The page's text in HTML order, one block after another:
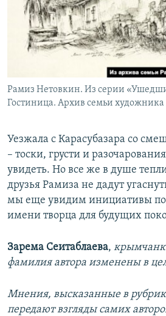
Рамиз Нетовкин. Из серии
Гостиница. Архив семьи художника
Уезжала с Карасубазара со
– тоски, грусти и
увидеть. Но все же в душе
друзья Рамиза не дадут
мы еще увидим инициативы по
имени творца для будущих
Зарема Сеитаблаева,
фамилия автора изменены в
Мнения, высказанные в
передают взгляды самих